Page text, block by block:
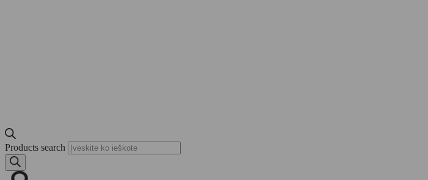
Products search